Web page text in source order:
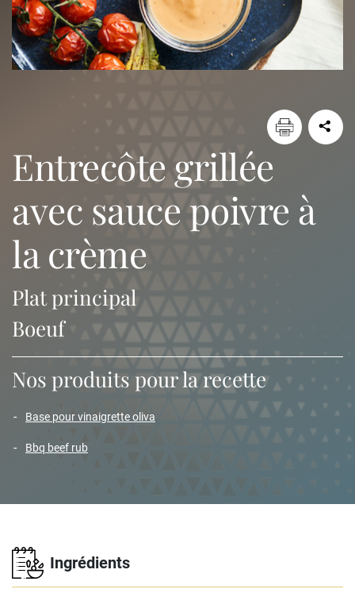
entrecôte grillée
avec sauce poivre à
la crème
Plat principal
Boeuf
Nos produits pour la recette
base pour vinaigrette oliva
bbq beef rub
Ingrédients